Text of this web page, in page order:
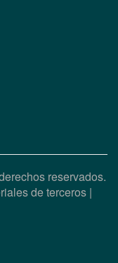
reservados.
de terceros |